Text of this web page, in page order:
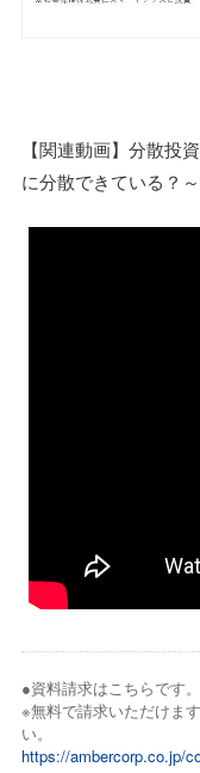
【関連動画】分散
に分散できている？～
●資料請求はこちらです。
※無料で請求いただけま
い。
https://ambercorp.co.jp/